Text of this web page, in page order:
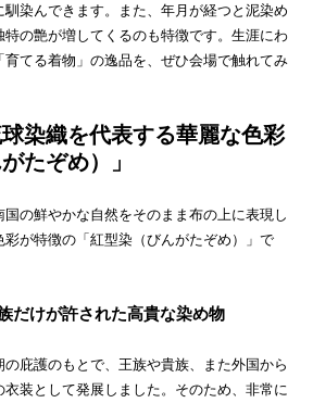
染んできます。また、年月が経つと泥染め
の艶が増してくるのも特徴です。生涯にわ
育てる着物」の逸品を、ぜひ会場で触れてみ
染織を代表する華麗な色彩
たぞめ）」
の鮮やかな自然をそのまま布の上に表現し
彩が特徴の「紅型染（びんがたぞめ）」で
だけが許された高貴な染め物
庇護のもとで、王族や貴族、また外国から
装として発展しました。そのため、非常に